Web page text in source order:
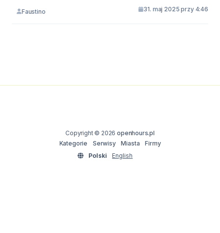
Faustino 31. maj 2025 przy 4:46
Copyright © 2026openhours.pl
Kategorie
Serwisy Miasta
Firmy
Polski
English